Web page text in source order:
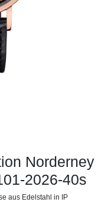
Norderney
2026-40s
aus Edelstahl in IP